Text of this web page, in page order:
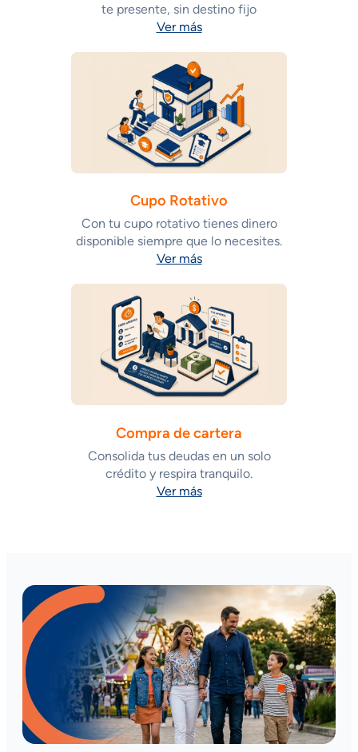
te presente, sin destino fijo
Ver más
Cupo Rotativo
Con tu cupo rotativo tienes dinero
disponible siempre que lo necesites.
Ver más
Compra de cartera
Consolida tus deudas en un solo
crédito y respira tranquilo.
Ver más